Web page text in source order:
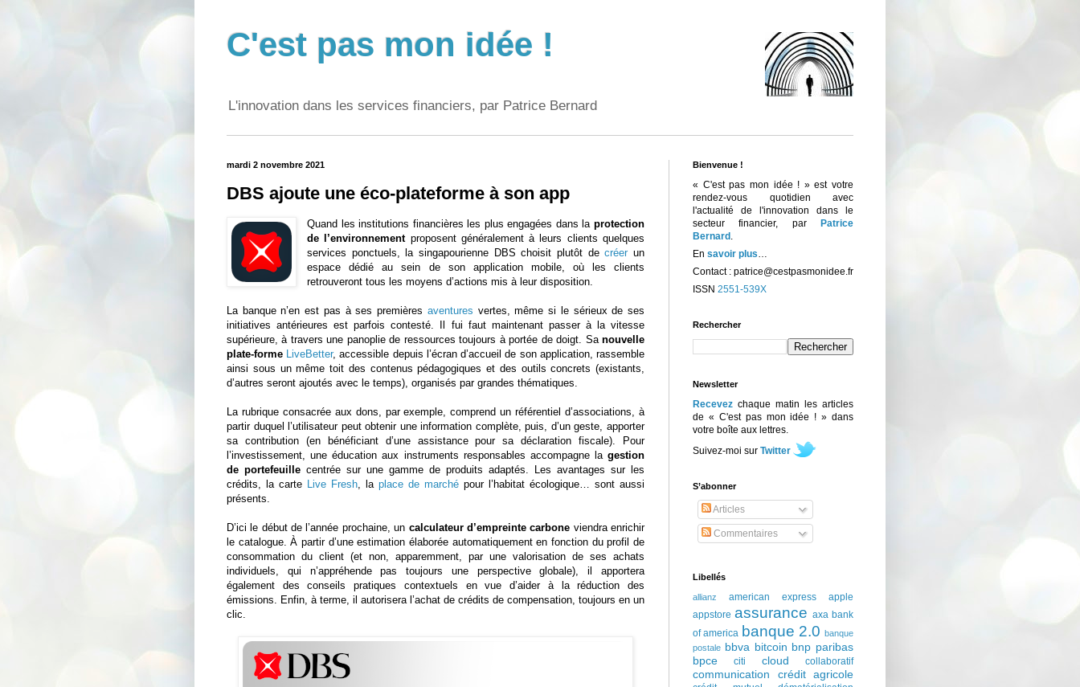
C'est pas mon idée !
L'innovation dans les services financiers, par Patrice Bernard
mardi 2 novembre 2021
DBS ajoute une éco-plateforme à son app
Quand les institutions financières les plus engagées dans la protection
de l’environnementproposent généralement à leurs clients quelques
services ponctuels, la singapourienne DBS choisit plutôt decréer un
espace dédié au sein de son application mobile, où les clients
retrouveront tous les moyens d’actions mis à leur disposition.
La banque n’en est pas à ses premières aventures vertes, même si le sérieux de ses
initiatives antérieures est parfois contesté. Il fui faut maintenant passer à la vitesse
supérieure, à travers une panoplie de ressources toujours à portée de doigt. Sa nouvelle
plate-forme LiveBetter, accessible depuis l’écran d’accueil de son application, rassemble
ainsi sous un même toit des contenus pédagogiques et des outils concrets (existants,
d’autres seront ajoutés avec le temps), organisés par grandes thématiques.
La rubrique consacrée aux dons, par exemple, comprend un référentiel d’associations, à
partir duquel l’utilisateur peut obtenir une information complète, puis, d’un geste, apporter
sa contribution (en bénéficiant d’une assistance pour sa déclaration fiscale). Pour
l’investissement, une éducation aux instruments responsables accompagne la gestion
de portefeuille centrée sur une gamme de produits adaptés. Les avantages sur les
crédits, la carte Live Fresh, la place de marché pour l’habitat écologique… sont aussi
présents.
D’ici le début de l’année prochaine, un calculateur d’empreinte carbone viendra enrichir
le catalogue. À partir d’une estimation élaborée automatiquement en fonction du profil de
consommation du client (et non, apparemment, par une valorisation de ses achats
individuels, qui n’appréhende pas toujours une perspective globale), il apportera
également des conseils pratiques contextuels en vue d’aider à la réduction des
émissions. Enfin, à terme, il autorisera l’achat de crédits de compensation, toujours en un
clic.
Bienvenue !
« C'est pas mon idée ! » est votre
rendez-vous quotidien avec
l'actualité de l'innovation dans le
secteur financier, par
Patrice
Bernard .
En savoir plus…
Contact : patrice@cestpasmonidee.fr
ISSN 2551-539X
Rechercher
Newsletter
Recevez chaque matin les articles
de « C'est pas mon idée ! » dans
votre boîte aux lettres.
Suivez-moi sur Twitter
S’abonner
Articles
Commentaires
Libellés
allianz american express
apple
appstore assurance axa bank
of america banque 2.0 banque
postale bbva bitcoin bnp paribas
bpce
citi cloud collaboratif
communication crédit agricole